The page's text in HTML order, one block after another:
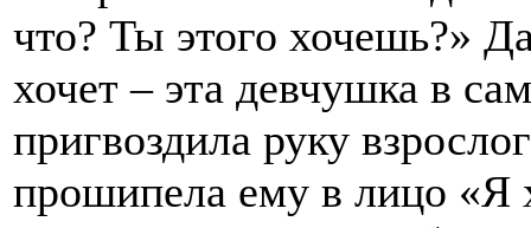
что? Ты этого хочешь?»
хочет – эта девчушка в
пригвоздила руку
прошипела ему в лицо «Я